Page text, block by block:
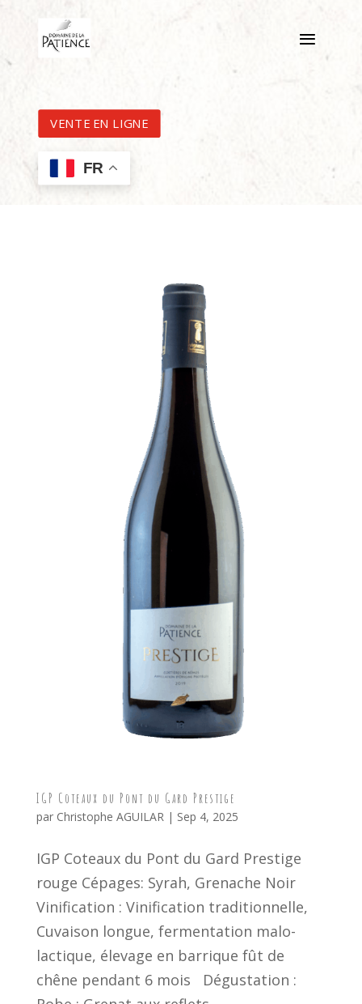
VENTE EN LIGNE
FR
IGP Coteaux du Pont du Gard Prestige
par Christophe AGUILAR| Sep 4, 2025
IGP Coteaux du Pont du Gard Prestige
rouge Cépages: Syrah, Grenache Noir
Vinification : Vinification traditionnelle,
Cuvaison longue, fermentation malo-
lactique, élevage en barrique fût de
chêne pendant 6 mois Dégustation :